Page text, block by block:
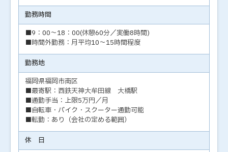
勤務時間
■9：00～18：00(休憩60分／実働8時間)
■時間外勤務：月平均10～15時間程度
勤務地
福岡県福岡市南区
■最寄駅：西鉄天神大牟田線 大橋駅
■通勤手当：上限5万円／月
■自転車・バイク・スクーター通勤可能
■転勤：あり（会社の定める範囲）
休 日